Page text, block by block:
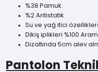
%38 Pamuk
%2 Antistatik
Su ve yağ itici
Dikiş iplikleri %100
Dizaltında 5cm alev
Pantolon